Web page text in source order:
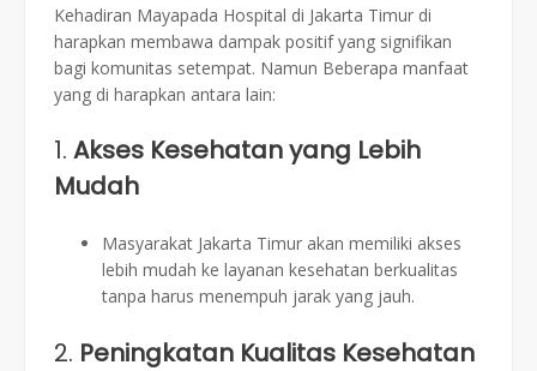
Kehadiran Mayapada Hospital di Jakarta Timur di
harapkan membawa dampak positif yang signifikan
bagi komunitas setempat. Namun Beberapa manfaat
yang di harapkan antara lain:
1. Akses Kesehatan yang Lebih
Mudah
Masyarakat Jakarta Timur akan memiliki akses
lebih mudah ke layanan kesehatan berkualitas
tanpa harus menempuh jarak yang jauh.
2. Peningkatan Kualitas Kesehatan